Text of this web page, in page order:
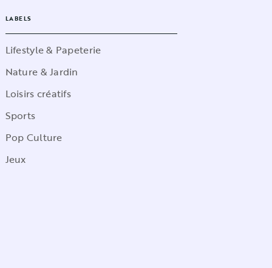
LABELS
Lifestyle & Papeterie
Nature & Jardin
Loisirs créatifs
Sports
Pop Culture
Jeux